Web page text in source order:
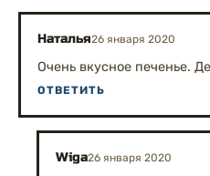
Наталья26 января 2020
Очень вкусное печенье.
ОТВЕТИТЬ
Wiga26 января 2020